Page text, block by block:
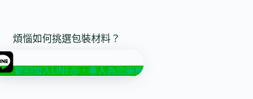
煩惱如何挑選包裝材料？
歡迎加入LINE@，專人為您服務